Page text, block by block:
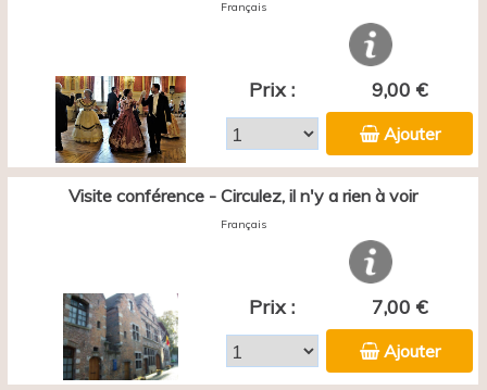
Français
Prix : 9,00 €
Ajouter
Visite conférence - Circulez, il n'y a rien à voir
Français
Prix : 7,00 €
Ajouter